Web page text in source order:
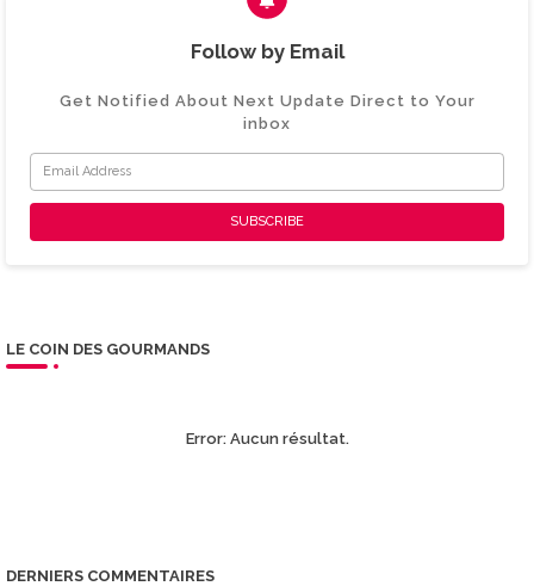
Follow by Email
Get Notified About Next Update Direct to Your
inbox
LE COIN DES GOURMANDS
Error:Aucun résultat.
DERNIERS COMMENTAIRES